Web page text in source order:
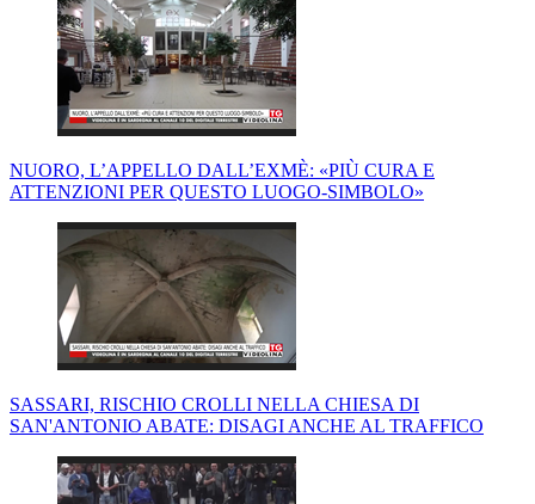
NUORO, L’APPELLO DALL’EXMÈ: «PIÙ CURA E
ATTENZIONI PER QUESTO LUOGO-SIMBOLO»
SASSARI, RISCHIO CROLLI NELLA CHIESA DI
SAN'ANTONIO ABATE: DISAGI ANCHE AL TRAFFICO